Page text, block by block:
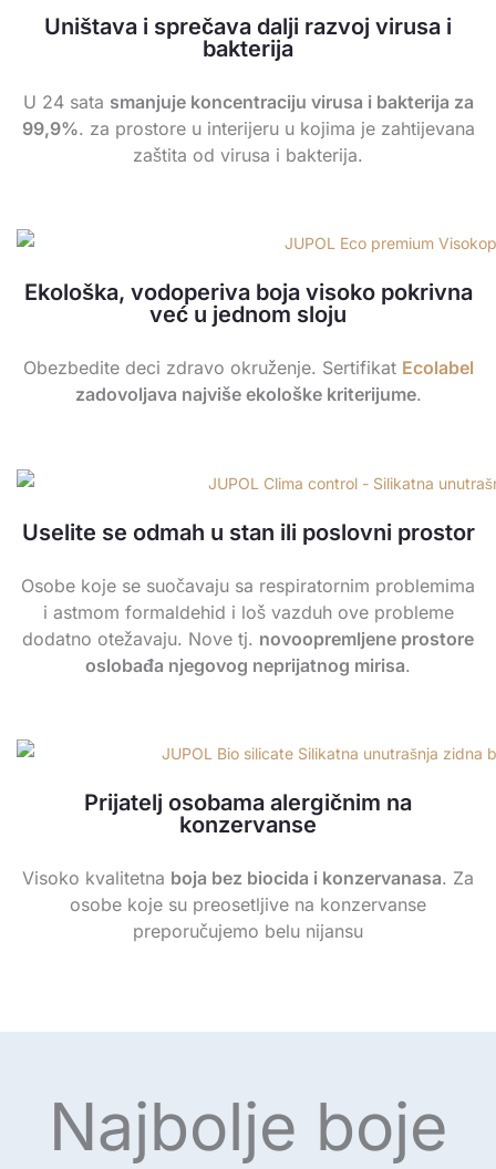
-
a
t
n
t
a
l
a
p
o
p
Uništava i sprečava dalji razvoj virusa i
bakterija
U 24 sata smanjuje koncentraciju virusa i bakterija za
99,9%. za prostore u interijeru u kojima je zahtijevana
zaštita od virusa i bakterija.
Ekološka, vodoperiva boja visoko pokrivna
već u jednom sloju
Obezbedite deci zdravo okruženje. Sertifikat Ecolabel
zadovoljava najviše ekološke kriterijume.
Uselite se odmah u stan ili poslovni prostor
Osobe koje se suočavaju sa respiratornim problemima
i astmom formaldehid i loš vazduh ove probleme
dodatno otežavaju. Nove tj. novoopremljene prostore
oslobađa njegovog neprijatnog mirisa.
Prijatelj osobama alergičnim na
konzervanse
Visoko kvalitetna boja bez biocida i konzervanasa. Za
osobe koje su preosetljive na konzervanse
preporučujemo belu nijansu
Najbolje boje